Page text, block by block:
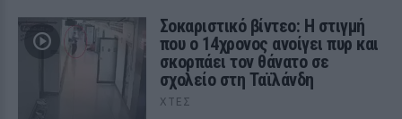
Σοκαριστικό βίντεο: Η στιγμή
που ο 14χρονος ανοίγει πυρ και
σκορπάει τον θάνατο σε
σχολείο στη Ταϊλάνδη
ΧΤΕΣ